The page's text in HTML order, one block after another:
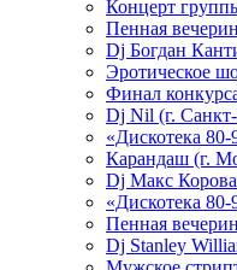
Концерт
Пенная
Dj Богдан
Эротическое
Финал
Dj Nil (г.
«Дискотека 80-
Карандаш (г.
Dj Макс
«Дискотека 80-
Пенная
Dj Stanley